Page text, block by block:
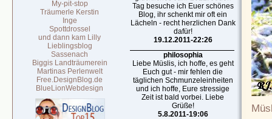
My-pit-stop
Träumerle Kerstin
Inge
Spottdrossel
und dann kam Lilly
Lieblingsblog
Sassenach
Biggis Landträumerein
Martinas Perlenwelt
Free.DesignBlog.de
BlueLionWebdesign
Tag besuche ich Euer schönes
Blog, ihr schenkt mir oft ein
Lächeln - recht herzlichen Dank
dafür!
19.12.2011-22:26
philosophia
Liebe Müslis, ich hoffe, es geht
Euch gut - mir fehlen die
täglichen Schmunzeleinheiten
und ich hoffe, Eure stressige
Zeit ist bald vorbei. Liebe
Grüße!
5.8.2011-19:06